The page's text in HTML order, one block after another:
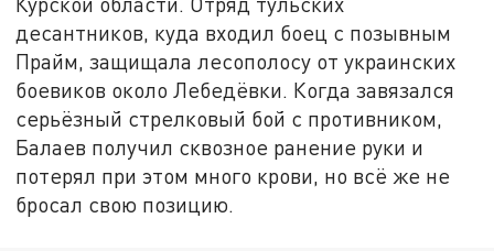
десантников, куда входил боец с позывным
Прайм, защищала лесополосу от украинских
боевиков около Лебедёвки. Когда завязался
серьёзный стрелковый бой с противником,
Балаев получил сквозное ранение руки и
потерял при этом много крови, но всё же не
бросал свою позицию.